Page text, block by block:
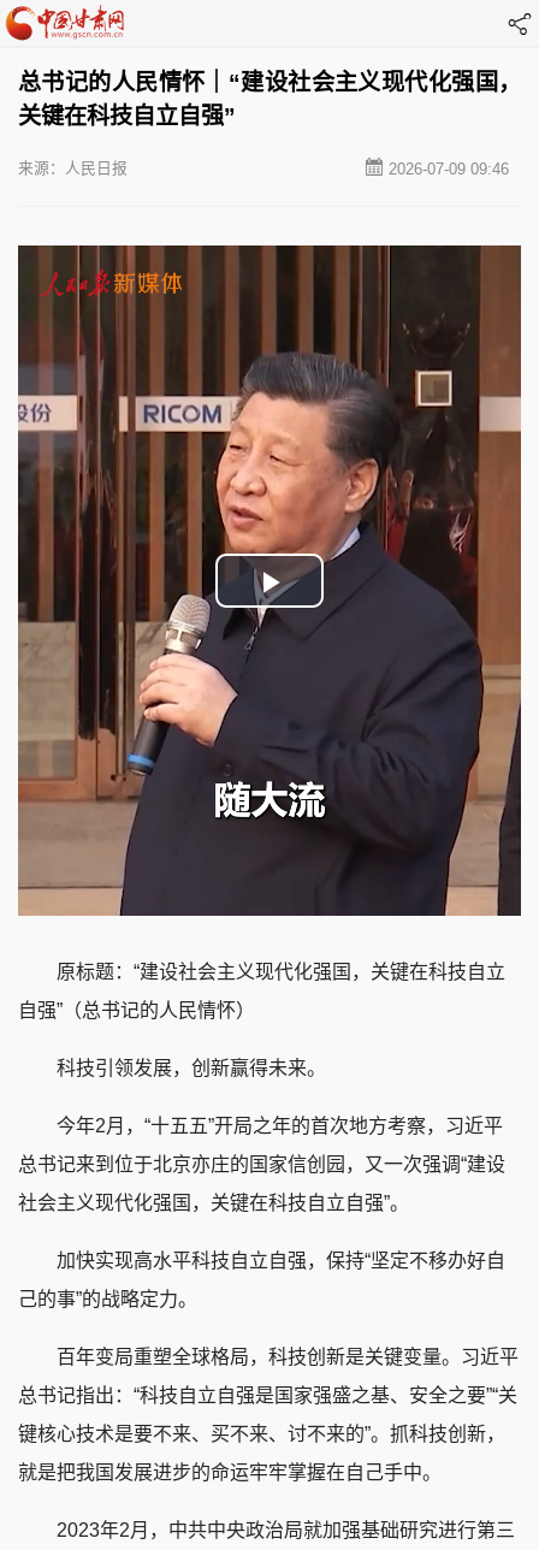
总书记的人民情怀｜“建设社会主义现代化强国，
关键在科技自立自强”
2026-07-09 09:46
来源：人民日报
Play
原标题：“建设社会主义现代化强国，关键在科技自立
自强”（总书记的人民情怀）
科技引领发展，创新赢得未来。
今年2月，“十五五”开局之年的首次地方考察，习近平
总书记来到位于北京亦庄的国家信创园，又一次强调“建设
社会主义现代化强国，关键在科技自立自强”。
加快实现高水平科技自立自强，保持“坚定不移办好自
己的事”的战略定力。
百年变局重塑全球格局，科技创新是关键变量。习近平
总书记指出：“科技自立自强是国家强盛之基、安全之要”“关
键核心技术是要不来、买不来、讨不来的”。抓科技创新，
就是把我国发展进步的命运牢牢掌握在自己手中。
2023年2月，中共中央政治局就加强基础研究进行第三